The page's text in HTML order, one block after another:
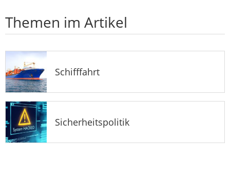
Themen im Artikel
Schifffahrt
Sicherheitspolitik